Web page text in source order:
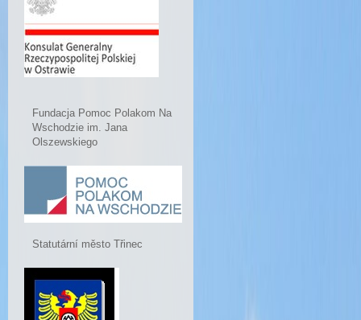
Fundacja Pomoc Polakom Na
Wschodzie im. Jana
Olszewskiego
Statutární město Třinec